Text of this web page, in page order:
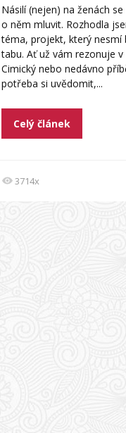
Násilí (nejen) na ženách
o něm mluvit. Rozhodla
téma, projekt, který nesmí
tabu. Ať už vám rezonuje v
Cimický nebo nedávno
potřeba si uvědomit,...
Celý článek
3714x